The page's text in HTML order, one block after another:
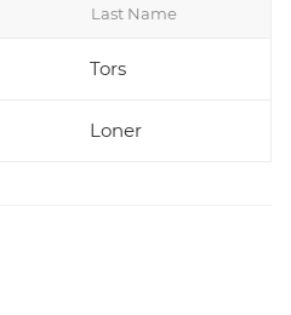
Last Name
Tors
Loner